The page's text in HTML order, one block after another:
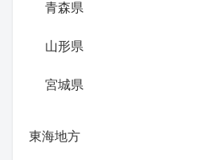
青森県
山形県
宮城県
東海地方